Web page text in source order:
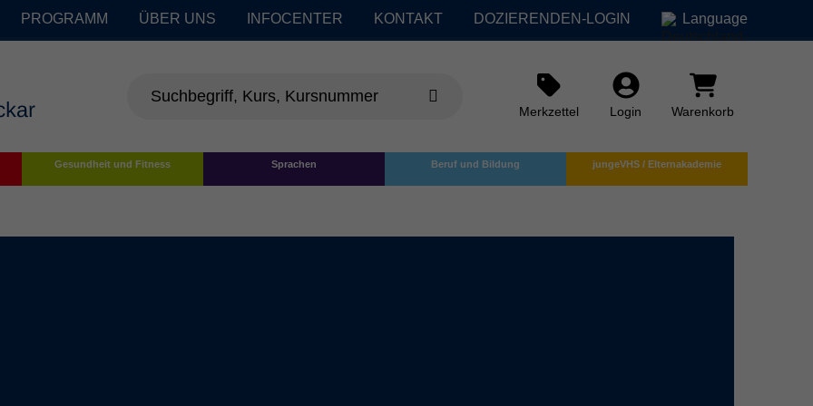
PROGRAMM ÜBER UNS INFOCENTER KONTAKT DOZIERENDEN-LOGIN Language
Merkzettel Login Warenkorb
Gesundheit und Fitness Sprachen Beruf und Bildung jungeVHS / Elternakademie